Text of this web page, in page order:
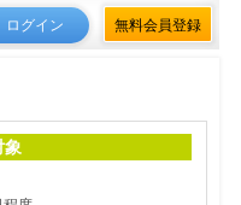
ログイン 無料会員登録
象